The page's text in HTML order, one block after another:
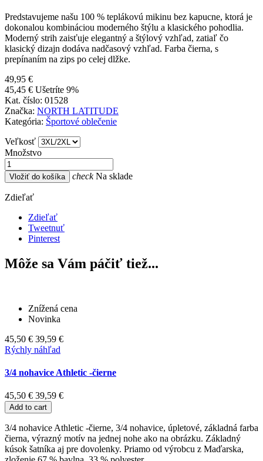
Predstavujeme našu 100 % teplákovú mikinu bez kapucne, ktorá je
dokonalou kombináciou moderného štýlu a klasického pohodlia.
Moderný strih zaisťuje elegantný a štýlový vzhľad, zatiaľ čo
klasický dizajn dodáva nadčasový vzhľad. Farba čierna, s
prepínaním na zips po celej dlžke.
49,95 €
45,45 € Ušetríte 9%
Kat. číslo: 01528
Značka: NORTH LATITUDE
Kategória: Športové oblečenie
Veľkosť
Množstvo
Vložiť do košíka checkNa sklade
Zdieľať
Zdieľať
Tweetnuť
Pinterest
Môže sa Vám páčiť tiež...
Znížená cena
Novinka
45,50 € 39,59 €
Rýchly náhľad
3/4 nohavice Athletic -čierne
45,50 € 39,59 €
Add to cart
3/4 nohavice Athletic -čierne, 3/4 nohavice, úpletové, základná farba
čierna, výrazný motív na jednej nohe ako na obrázku. Základný
kúsok šatníka aj pre dovolenky. Priamo od výrobcu z Maďarska,